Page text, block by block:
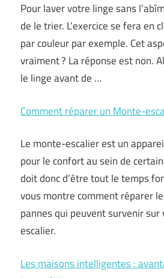
Pour laver votre linge sans
de le trier. L’exercice se fera en
par couleur par exemple. Cet
vraiment ? La réponse est non.
le linge avant de …
Comment réparer un Monte-
Le monte-escalier est un
pour le confort au sein de
doit donc d’être tout le temps
vous montre comment réparer
pannes qui peuvent survenir
escalier.
Les maisons intelligentes :